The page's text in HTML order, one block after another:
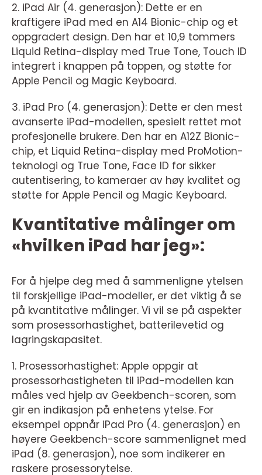
2. iPad Air (4. generasjon): Dette er en
kraftigere iPad med en A14 Bionic-chip og et
oppgradert design. Den har et 10,9 tommers
Liquid Retina-display med True Tone, Touch ID
integrert i knappen på toppen, og støtte for
Apple Pencil og Magic Keyboard.
3. iPad Pro (4. generasjon): Dette er den mest
avanserte iPad-modellen, spesielt rettet mot
profesjonelle brukere. Den har en A12Z Bionic-
chip, et Liquid Retina-display med ProMotion-
teknologi og True Tone, Face ID for sikker
autentisering, to kameraer av høy kvalitet og
støtte for Apple Pencil og Magic Keyboard.
Kvantitative målinger om
«hvilken iPad har jeg»:
For å hjelpe deg med å sammenligne ytelsen
til forskjellige iPad-modeller, er det viktig å se
på kvantitative målinger. Vi vil se på aspekter
som prosessorhastighet, batterilevetid og
lagringskapasitet.
1. Prosessorhastighet: Apple oppgir at
prosessorhastigheten til iPad-modellen kan
måles ved hjelp av Geekbench-scoren, som
gir en indikasjon på enhetens ytelse. For
eksempel oppnår iPad Pro (4. generasjon) en
høyere Geekbench-score sammenlignet med
iPad (8. generasjon), noe som indikerer en
raskere prosessorytelse.